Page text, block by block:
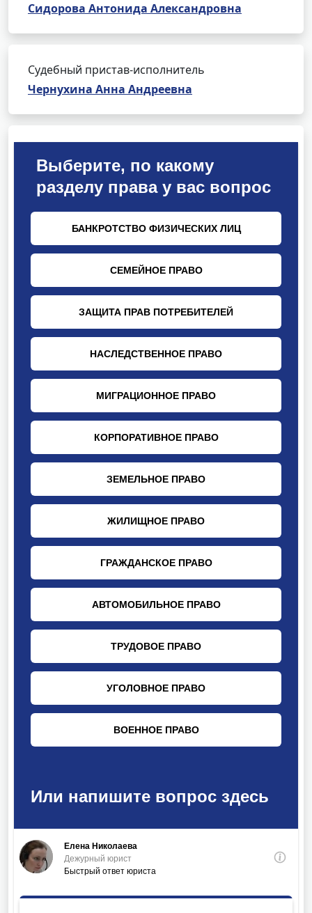
Сидорова Антонида Александровна
Судебный пристав-исполнитель
Чернухина Анна Андреевна